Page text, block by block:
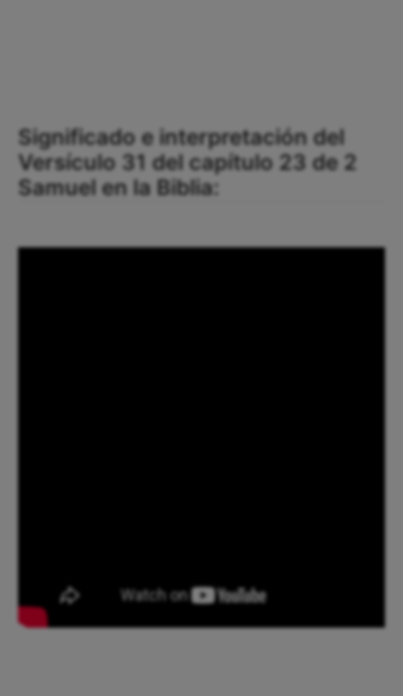
Significado e interpretación del
Versículo 31 del capítulo 23 de 2
Samuel en la Biblia: